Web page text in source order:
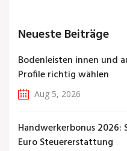
Neueste Beiträge
Bodenleisten innen und
Profile richtig wählen
Aug 5, 2026
Handwerkerbonus 2026:
Euro Steuererstattung